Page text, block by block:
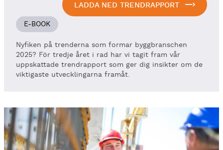
LADDA NED TRENDRAPPORT
E-BOOK
Nyfiken på trenderna som formar byggbranschen
2025? För tredje året i rad har vi tagit fram vår
uppskattade trendrapport som ger dig insikter om de
viktigaste utvecklingarna framåt.